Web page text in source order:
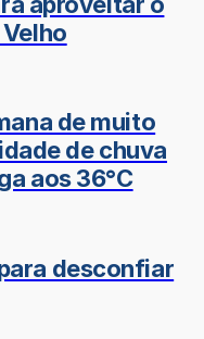
de muito
de chuva
aos 36°C
desconfiar